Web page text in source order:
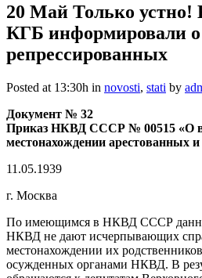
20 Май Только
КГБ информировали о
репрессированных
Posted at 13:30h in novosti, stati by
Документ № 32
Приказ НКВД CCСР № 00515 «О
местонахождении арестованных
11.05.1939
г. Москва
По имеющимся в НКВД СССР
НКВД не дают исчерпывающих
местонахождении их
осужденных органами НКВД. В